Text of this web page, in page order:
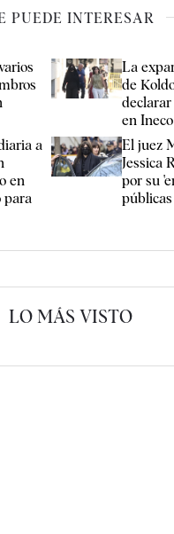
PUEDE INTERESAR
La
de
declarar
en Ineco
a
en
para
El juez
Jessica
por su
públicas
LO MÁS VISTO